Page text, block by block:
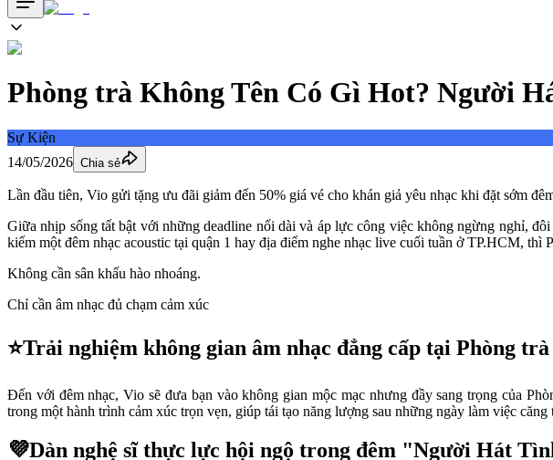
Phòng trà Không Tên Có Gì Hot? Người
Sự Kiện
14/05/2026 Chia sẻ
Lần đầu tiên, Vio gửi tặng ưu đãi giảm đến 50% giá vé cho khán giả yêu nhạc khi đặt sớm
Giữa nhịp sống tất bật với những deadline nối dài và áp lực công việc không ngừng nghỉ,
kiếm một đêm nhạc acoustic tại quận 1 hay địa điểm nghe nhạc live cuối tuần ở TP.HCM,
Không cần sân khấu hào nhoáng.
Chỉ cần âm nhạc đủ chạm cảm xúc
⭐Trải nghiệm không gian âm nhạc đẳng cấp tại Phòng
Đến với đêm nhạc, Vio sẽ đưa bạn vào không gian mộc mạc nhưng đầy sang trọng của
trong một hành trình cảm xúc trọn vẹn, giúp tái tạo năng lượng sau những ngày làm việc căng
💜Dàn nghệ sĩ thực lực hội ngộ trong đêm "Người Hát